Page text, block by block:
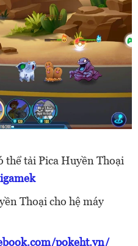
thể tải Pica Huyền Thoại
Thoại cho hệ máy
pokeht.vn/